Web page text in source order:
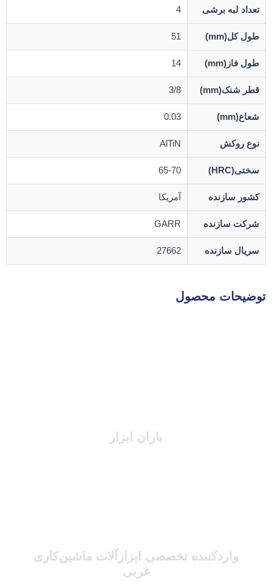
تعداد لبه برشی 4
طول کل(mm) 51
طول فاز(mm) 14
قطر شنک(mm) 3/8
شعاع(mm) 0.03
نوع روکش AlTiN
سختی(HRC) 65-70
کشور سازنده آمریکا
شرکت سازنده GARR
سریال سازنده 27662
توضیحات محصول
باران ابزار
واردکننده تخصصی ابزارآلات ماشین‌کاری
غربی